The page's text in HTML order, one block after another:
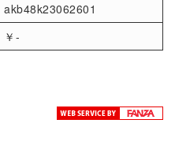
akb48k23062601
￥-